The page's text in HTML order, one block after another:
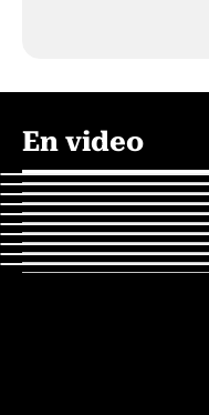
En video